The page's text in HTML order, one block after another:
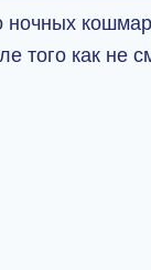
ночных
того как не